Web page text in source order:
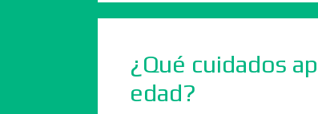
¿Qué cuidados
edad?